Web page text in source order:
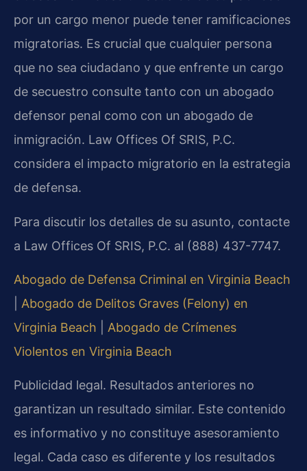
por un cargo menor puede tener ramificaciones
migratorias. Es crucial que cualquier persona
que no sea ciudadano y que enfrente un cargo
de secuestro consulte tanto con un abogado
defensor penal como con un abogado de
inmigración. Law Offices Of SRIS, P.C.
considera el impacto migratorio en la estrategia
de defensa.
Para discutir los detalles de su asunto, contacte
a Law Offices Of SRIS, P.C. al (888) 437-7747.
Abogado de Defensa Criminal en Virginia Beach
Abogado de Delitos Graves (Felony) en
Virginia Beach
Abogado de Crímenes
Violentos en Virginia Beach
Publicidad legal. Resultados anteriores no
garantizan un resultado similar. Este contenido
es informativo y no constituye asesoramiento
legal. Cada caso es diferente y los resultados